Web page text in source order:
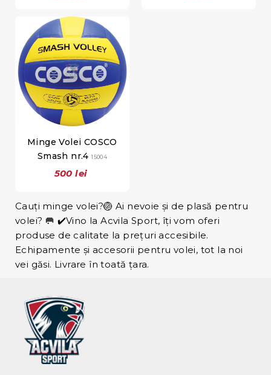
Minge Volei COSCO
Smash nr.415004
500 lei
Cauți minge volei?🏐 Ai nevoie și de plasă pentru
volei? 🥅 ✔️Vino la Acvila Sport, îți vom oferi
produse de calitate la prețuri accesibile.
Echipamente și accesorii pentru volei, tot la noi
vei găsi. Livrare în toată țara.